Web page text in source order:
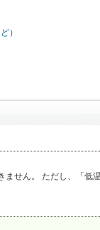
）
せん。 ただし、「低